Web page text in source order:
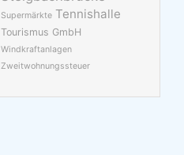
Supermärkte Tennishalle
Tourismus GmbH
Windkraftanlagen
Zweitwohnungssteuer